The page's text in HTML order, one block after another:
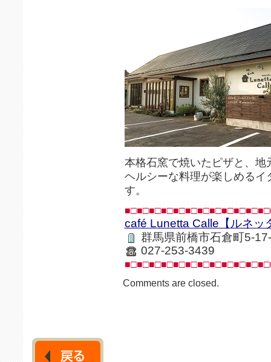
本格石窯で焼いたピザと、
ヘルシーな料理が楽しめる
す。
café Lunetta Calle【ルネッ
群馬県前橋市石倉町5-
027-253-3439
Comments are closed.